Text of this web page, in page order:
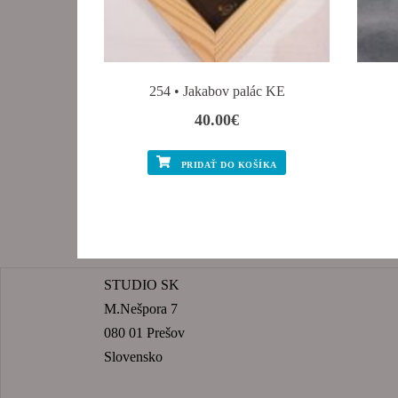
254 • Jakabov palác KE
40.00€
PRIDAŤ DO KOŠÍKA
STUDIO SK
M.Nešpora 7
080 01 Prešov
Slovensko